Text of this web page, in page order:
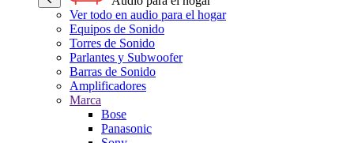
Ver todo en audio para el hogar
Equipos de Sonido
Torres de Sonido
Parlantes y Subwoofer
Barras de Sonido
Amplificadores
Marca
Bose
Panasonic